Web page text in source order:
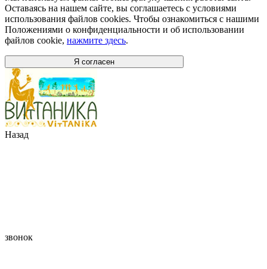
Оставаясь на нашем сайте, вы соглашаетесь с условиями
использования файлов cookies. Чтобы ознакомиться с нашими
Положениями о конфиденциальности и об использовании
файлов cookie, нажмите здесь.
Я согласен
Назад
звонок